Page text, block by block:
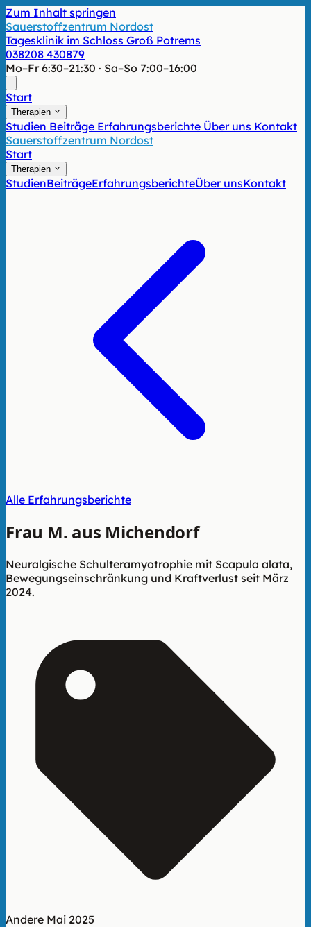
Zum Inhalt springen
Sauerstoffzentrum Nordost
Tagesklinik im Schloss Groß Potrems
038208 430879
Mo–Fr 6:30–21:30 · Sa–So 7:00–16:00
Start
Therapien
Studien Beiträge Erfahrungsberichte Über uns Kontakt
Sauerstoffzentrum Nordost
Start
Therapien
StudienBeiträgeErfahrungsberichteÜber unsKontakt
Alle Erfahrungsberichte
Frau M. aus Michendorf
Neuralgische Schulteramyotrophie mit Scapula alata,
Bewegungseinschränkung und Kraftverlust seit März
2024.
Andere Mai 2025